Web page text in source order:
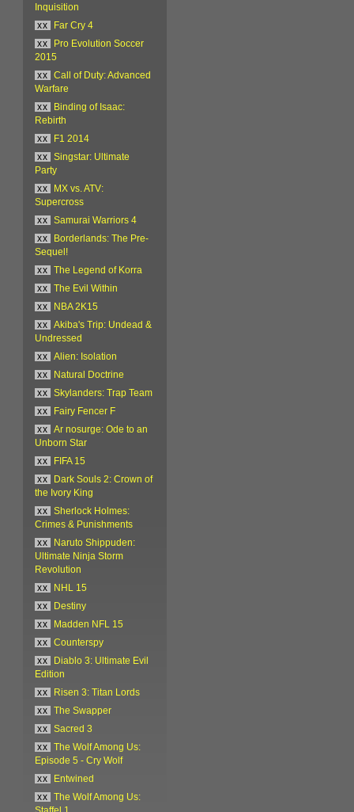
Inquisition
xx
Far Cry 4
xx
Pro Evolution Soccer
2015
xx
Call of Duty: Advanced
Warfare
xx
Binding of Isaac:
Rebirth
xx
F1 2014
xx
Singstar: Ultimate
Party
xx
MX vs. ATV:
Supercross
xx
Samurai Warriors 4
xx
Borderlands: The Pre-
Sequel!
xx
The Legend of Korra
xx
The Evil Within
xx
NBA 2K15
xx
Akiba's Trip: Undead &
Undressed
xx
Alien: Isolation
xx
Natural Doctrine
xx
Skylanders: Trap Team
xx
Fairy Fencer F
xx
Ar nosurge: Ode to an
Unborn Star
xx
FIFA 15
xx
Dark Souls 2: Crown of
the Ivory King
xx
Sherlock Holmes:
Crimes & Punishments
xx
Naruto Shippuden:
Ultimate Ninja Storm
Revolution
xx
NHL 15
xx
Destiny
xx
Madden NFL 15
xx
Counterspy
xx
Diablo 3: Ultimate Evil
Edition
xx
Risen 3: Titan Lords
xx
The Swapper
xx
Sacred 3
xx
The Wolf Among Us:
Episode 5 - Cry Wolf
xx
Entwined
xx
The Wolf Among Us: